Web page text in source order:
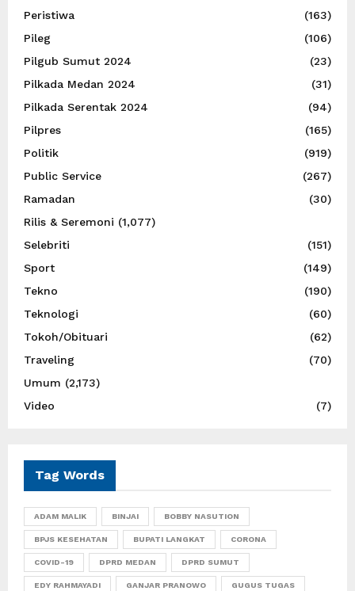
Peristiwa
(163)
Pileg
(106)
Pilgub Sumut 2024
(23)
Pilkada Medan 2024
(31)
Pilkada Serentak 2024
(94)
Pilpres
(165)
Politik
(919)
Public Service
(267)
Ramadan
(30)
Rilis & Seremoni (1,077)
Selebriti
(151)
Sport
(149)
Tekno
(190)
Teknologi
(60)
Tokoh/Obituari
(62)
Traveling
(70)
Umum (2,173)
Video
(7)
Tag Words
ADAM MALIK BINJAI BOBBY NASUTION
BPJS KESEHATAN BUPATI LANGKAT CORONA
COVID-19 DPRD MEDAN DPRD SUMUT
EDY RAHMAYADI GANJAR PRANOWO GUGUS TUGAS